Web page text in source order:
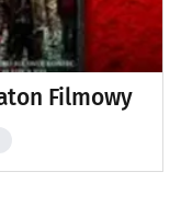
Filmowy